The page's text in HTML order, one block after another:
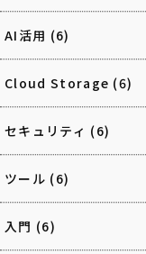
AI活用 (6)
Cloud Storage (6)
セキュリティ (6)
ツール (6)
入門 (6)